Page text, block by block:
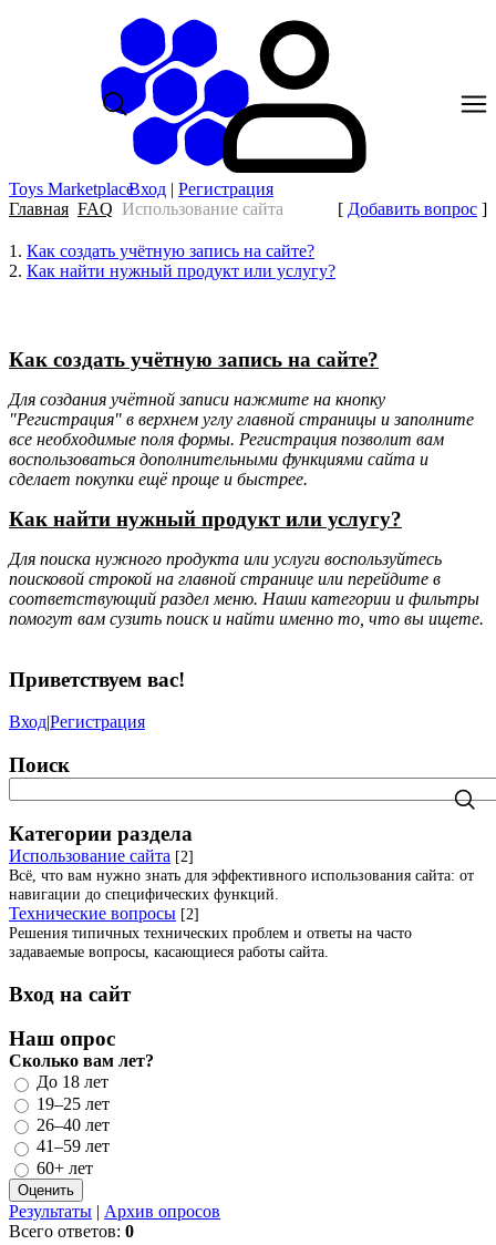
Toys MarketplaceВход | Регистрация
Главная FAQ Использование сайта [ Добавить вопрос ]
1. Как создать учётную запись на сайте?
2. Как найти нужный продукт или услугу?
Как создать учётную запись на сайте?
Для создания учётной записи нажмите на кнопку
"Регистрация" в верхнем углу главной страницы и заполните
все необходимые поля формы. Регистрация позволит вам
воспользоваться дополнительными функциями сайта и
сделает покупки ещё проще и быстрее.
Как найти нужный продукт или услугу?
Для поиска нужного продукта или услуги воспользуйтесь
поисковой строкой на главной странице или перейдите в
соответствующий раздел меню. Наши категории и фильтры
помогут вам сузить поиск и найти именно то, что вы ищете.
Приветствуем вас!
Вход|Регистрация
Поиск
Категории раздела
Использование сайта [2]
Всё, что вам нужно знать для эффективного использования сайта: от
навигации до специфических функций.
Технические вопросы [2]
Решения типичных технических проблем и ответы на часто
задаваемые вопросы, касающиеся работы сайта.
Вход на сайт
Наш опрос
Сколько вам лет?
До 18 лет
19–25 лет
26–40 лет
41–59 лет
60+ лет
Результаты | Архив опросов
Всего ответов: 0